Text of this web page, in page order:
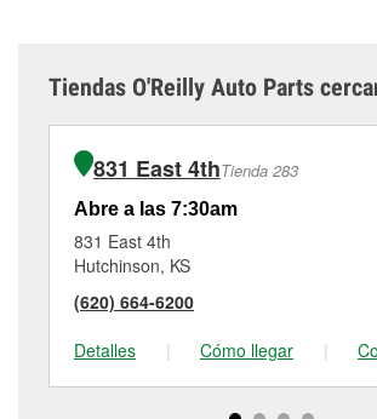
Tiendas O'Reilly Auto Parts
831 East 4thTienda 283
Abre a las 7:30am
831 East 4th
Hutchinson, KS
(620) 664-6200
Detalles
| Cómo llegar |